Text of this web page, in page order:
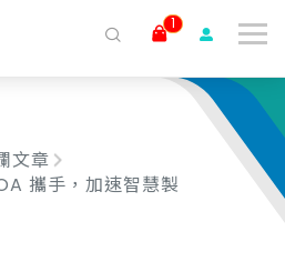
1
文章
攜手，加速智慧製